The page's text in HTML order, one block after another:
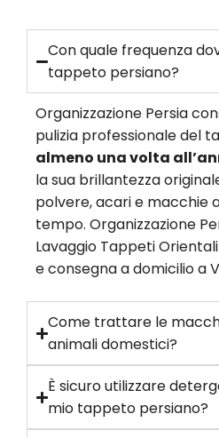
Con quale frequenza
tappeto persiano?
Organizzazione Persia
pulizia professionale del
almeno una volta
la sua brillantezza
polvere, acari e macchie
tempo. Organizzazione
Lavaggio Tappeti
e consegna a domicilio a
Come trattare le
animali domestici?
È sicuro utilizzare
mio tappeto persiano?